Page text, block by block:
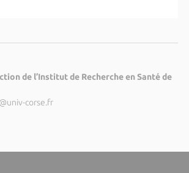
de l’Institut de Recherche en Santé de
corse.fr